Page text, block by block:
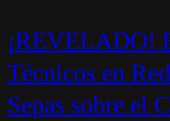
¡REVELADO!
Técnicos en
Sepas sobre el